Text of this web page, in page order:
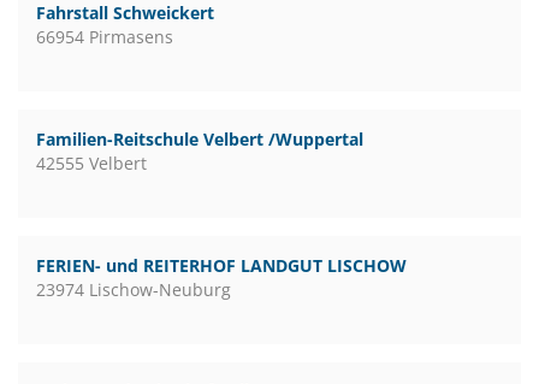
Fahrstall Schweickert
66954 Pirmasens
Familien-Reitschule Velbert /Wuppertal
42555 Velbert
FERIEN- und REITERHOF LANDGUT LISCHOW
23974 Lischow-Neuburg